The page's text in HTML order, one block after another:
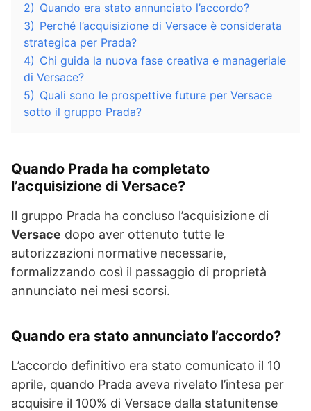
2) Quando era stato annunciato l’accordo?
3) Perché l’acquisizione di Versace è considerata
strategica per Prada?
4) Chi guida la nuova fase creativa e manageriale
di Versace?
5) Quali sono le prospettive future per Versace
sotto il gruppo Prada?
Quando Prada ha completato
l’acquisizione di Versace?
Il gruppo Prada ha concluso l’acquisizione di
Versace dopo aver ottenuto tutte le
autorizzazioni normative necessarie,
formalizzando così il passaggio di proprietà
annunciato nei mesi scorsi.
Quando era stato annunciato l’accordo?
L’accordo definitivo era stato comunicato il 10
aprile, quando Prada aveva rivelato l’intesa per
acquisire il 100% di Versace dalla statunitense